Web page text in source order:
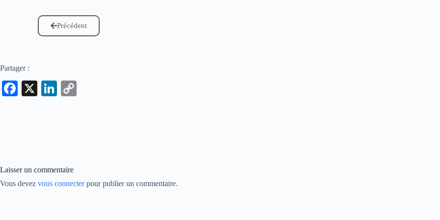
Précédent
Partager :
Fa
X
Li
Laisser un commentaire
Vous devez vous connecterpour publier un commentaire.